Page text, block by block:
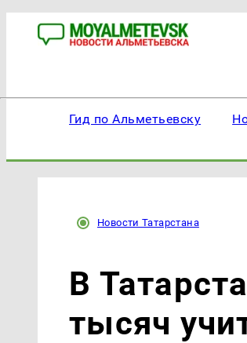
Гид по Альметьевску
Новости Татарстана
В
тысяч